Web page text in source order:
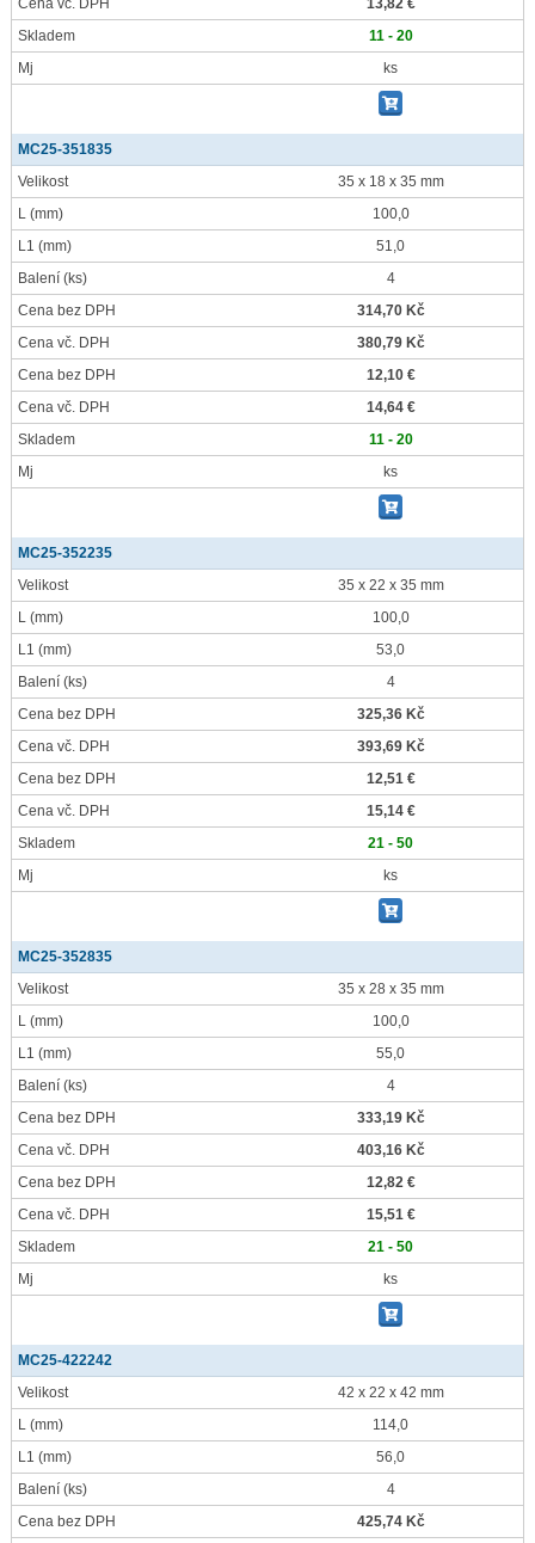
Cena vč. DPH
13,82 €
Skladem
11 - 20
Mj
ks
MC25-351835
Velikost
35 x 18 x 35 mm
L (mm)
100,0
L1 (mm)
51,0
Balení (ks)
4
Cena bez DPH
314,70 Kč
Cena vč. DPH
380,79 Kč
Cena bez DPH
12,10 €
Cena vč. DPH
14,64 €
Skladem
11 - 20
Mj
ks
MC25-352235
Velikost
35 x 22 x 35 mm
L (mm)
100,0
L1 (mm)
53,0
Balení (ks)
4
Cena bez DPH
325,36 Kč
Cena vč. DPH
393,69 Kč
Cena bez DPH
12,51 €
Cena vč. DPH
15,14 €
Skladem
21 - 50
Mj
ks
MC25-352835
Velikost
35 x 28 x 35 mm
L (mm)
100,0
L1 (mm)
55,0
Balení (ks)
4
Cena bez DPH
333,19 Kč
Cena vč. DPH
403,16 Kč
Cena bez DPH
12,82 €
Cena vč. DPH
15,51 €
Skladem
21 - 50
Mj
ks
MC25-422242
Velikost
42 x 22 x 42 mm
L (mm)
114,0
L1 (mm)
56,0
Balení (ks)
4
Cena bez DPH
425,74 Kč